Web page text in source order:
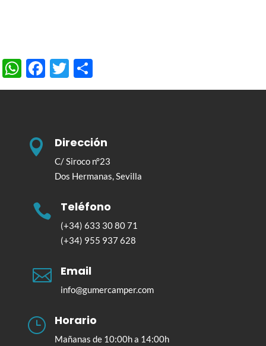
WhatsApp
Facebook
Twitter
 Dirección
C/ Siroco n°23
Dos Hermanas, Sevilla
 Teléfono
(+34) 633 30 80 71
(+34) 955 937 628
 Email
info@gumercamper.com
} Horario
Mañanas de 10:00h a 14:00h